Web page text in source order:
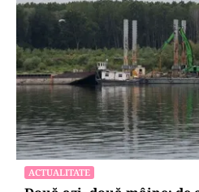
ACTUALITATE